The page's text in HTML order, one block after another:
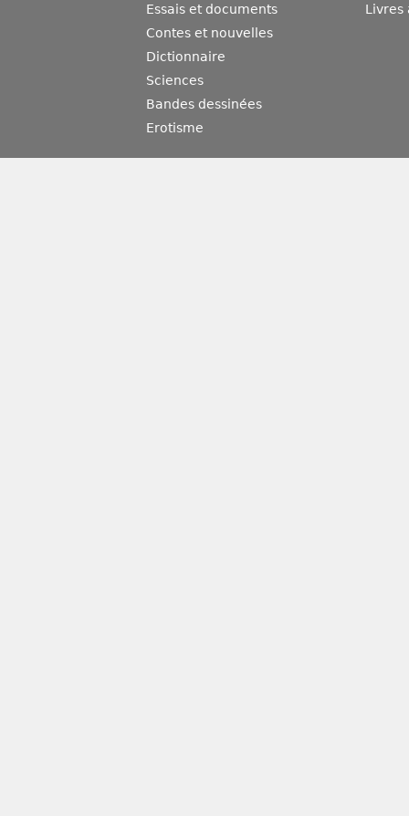
Essais et documents
Contes et nouvelles
Dictionnaire
Sciences
Bandes dessinées
Erotisme
Livres